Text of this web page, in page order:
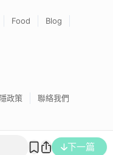
下一篇
Food
Blog
政策 聯絡我們